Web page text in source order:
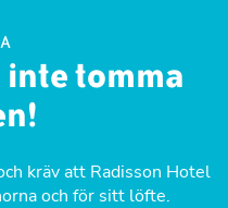
inte tomma
kräv att Radisson Hotel
och för sitt löfte.